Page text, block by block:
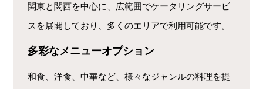
関東と関西を中心に、広範囲でケータリングサービ
スを展開しており、多くのエリアで利用可能です。
多彩なメニューオプション
和食、洋食、中華など、様々なジャンルの料理を提